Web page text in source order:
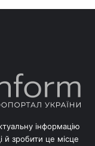
інформацію
й зробити це місце